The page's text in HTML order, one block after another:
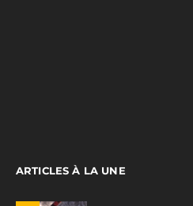
ARTICLES À LA UNE